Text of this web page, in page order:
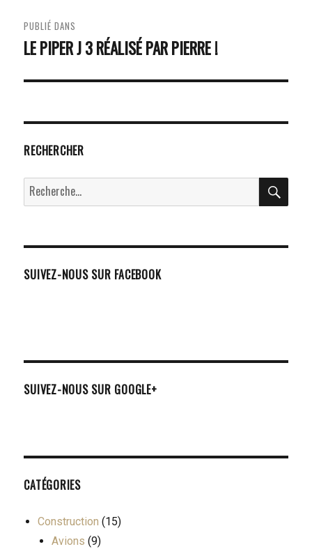
NAVIGATION
DE
PUBLIÉ DANS
LE PIPER J 3 RÉALISÉ PAR PIERRE !
RECHERCHER
Recherche
pour :
SUIVEZ-NOUS SUR FACEBOOK
SUIVEZ-NOUS SUR GOOGLE+
CATÉGORIES
Construction (15)
Avions (9)